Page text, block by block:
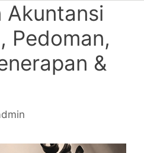
Akuntansi
Pedoman,
&